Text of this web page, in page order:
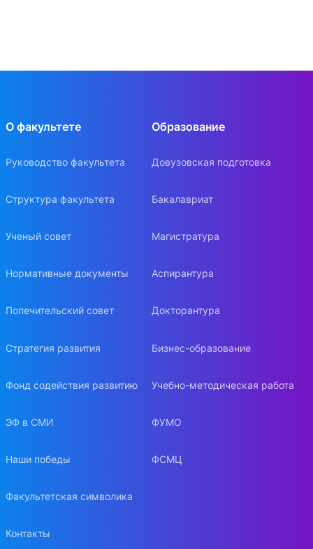
О факультете
Руководство факультета
Структура факультета
Ученый совет
Нормативные документы
Попечительский совет
Стратегия развития
Фонд содействия развитию
ЭФ в СМИ
Наши победы
Факультетская символика
Контакты
Образование
Довузовская подготовка
Бакалавриат
Магистратура
Аспирантура
Докторантура
Бизнес-образование
Учебно-методическая работа
ФУМО
ФСМЦ